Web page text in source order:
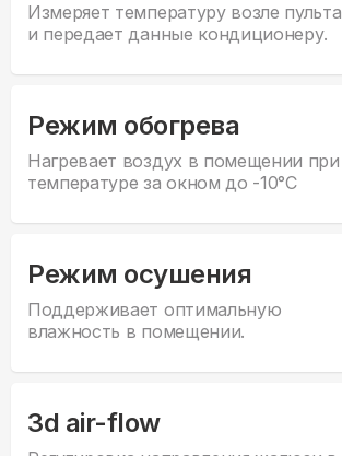
Измеряет температуру возле пульта
и передает данные кондиционеру.
Режим обогрева
Нагревает воздух в помещении при
температуре за окном до -10°С
Режим осушения
Поддерживает оптимальную
влажность в помещении.
3d air-flow